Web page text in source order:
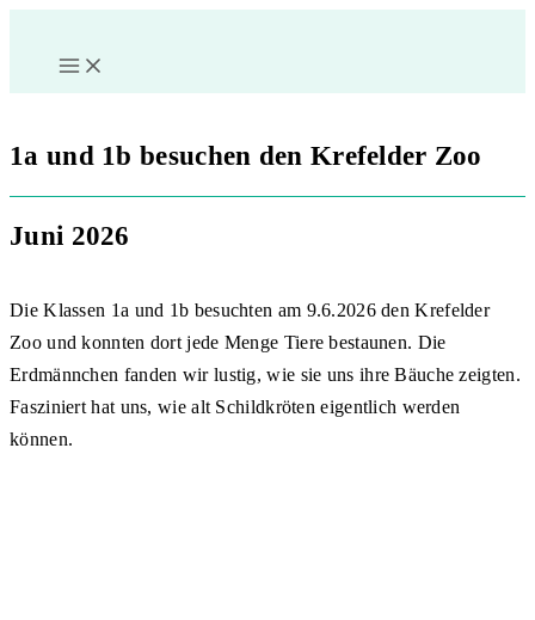
springen
1a und 1b besuchen den Krefelder Zoo
Juni 2026
Die Klassen 1a und 1b besuchten am 9.6.2026 den Krefelder
Zoo und konnten dort jede Menge Tiere bestaunen. Die
Erdmännchen fanden wir lustig, wie sie uns ihre Bäuche zeigten.
Fasziniert hat uns, wie alt Schildkröten eigentlich werden
können.